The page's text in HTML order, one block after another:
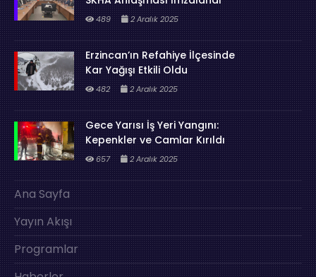
489 2 Aralık 2025
Erzincan’ın Refahiye İlçesinde
Kar Yağışı Etkili Oldu
482 2 Aralık 2025
Gece Yarısı İş Yeri Yangını:
Kepenkler ve Camlar Kırıldı
657 2 Aralık 2025
Ana Sayfa
Yayın Akışı
Programlar